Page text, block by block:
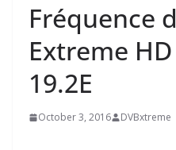
Fréquence
Extreme
19.2E
October 3, 2016 DVBxtreme